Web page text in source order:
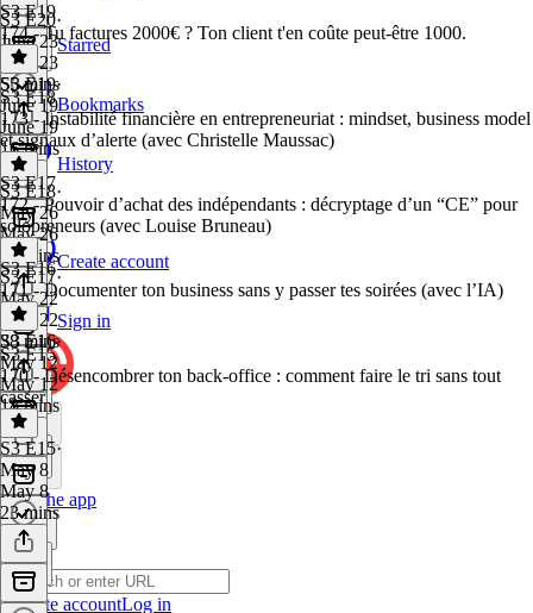
Starred
Bookmarks
History
Create account
Sign in
Get the app
Create accountLog in
S3 E20·
June 23
June 23
55 mins
S3 E19
174 - Tu factures 2000€ ? Ton client t'en coûte peut-être 1000.
S3 E19·
June 19
June 19
16 mins
S3 E18
173 - Instabilité financière en entrepreneuriat : mindset, business model
et signaux d’alerte (avec Christelle Maussac)
S3 E18·
May 26
May 26
55 mins
S3 E17
172 - Pouvoir d’achat des indépendants : décryptage d’un “CE” pour
solopreneurs (avec Louise Bruneau)
S3 E17·
May 22
May 22
38 mins
S3 E16
171 - Documenter ton business sans y passer tes soirées (avec l’IA)
S3 E16·
May 12
May 12
18 mins
S3 E15
170 - Désencombrer ton back-office : comment faire le tri sans tout
casser
S3 E15·
May 8
May 8
23 mins